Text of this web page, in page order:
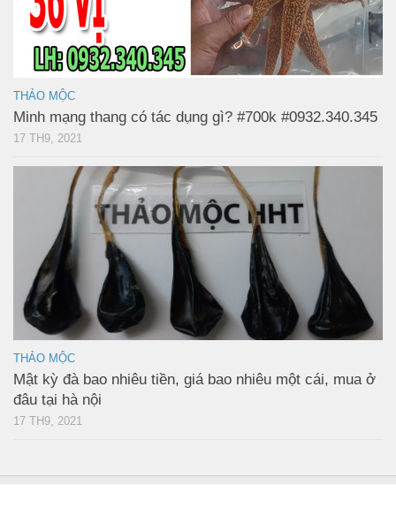
THẢO MỘC
Minh mạng thang có tác dụng gì? #700k #0932.340.345
17 TH9, 2021
THẢO MỘC
Mật kỳ đà bao nhiêu tiền, giá bao nhiêu một cái, mua ở
đâu tại hà nội
17 TH9, 2021